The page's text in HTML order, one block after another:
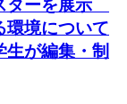
ターを展示
環境について
が編集・制